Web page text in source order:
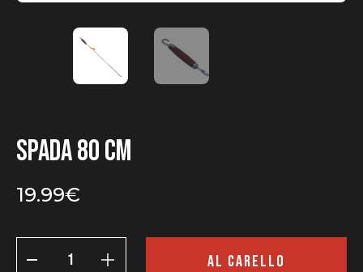
Spada 80 cm
19.99€
Spada
AL CARELLO